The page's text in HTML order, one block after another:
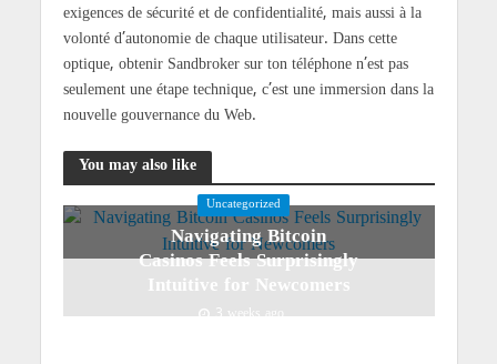
exigences de sécurité et de confidentialité, mais aussi à la
volonté d’autonomie de chaque utilisateur. Dans cette
optique, obtenir Sandbroker sur ton téléphone n’est pas
seulement une étape technique, c’est une immersion dans la
nouvelle gouvernance du Web.
You may also like
Uncategorized
Navigating Bitcoin
Casinos Feels Surprisingly
Intuitive for Newcomers
3 weeks ago